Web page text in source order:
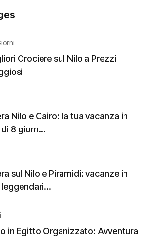
Crociere sul Nilo a Prezzi
Nilo e Cairo: la tua vacanza in
8 giorn...
sul Nilo e Piramidi: vacanze in
in Egitto Organizzato: Avventura